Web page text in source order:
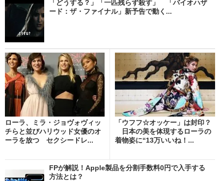
「どうする？」「一匹残らず殺す」 「バイオハザ
ード：ザ・ファイナル」新予告で動く...
ローラ、ミラ・ジョヴォヴィッ
チらと並びハリウッド女優のオ
ーラを放つ セクシードレ...
「ウフフ☆オッケー」は封印？
日本の美を体現するローラの
着物姿に“13万いいね！...
FPが解説！Apple製品を分割手数料0円で入手する
方法とは？